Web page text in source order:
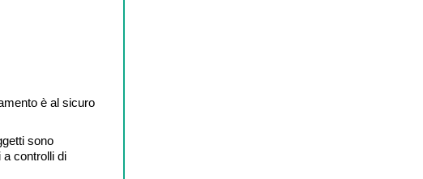
è al sicuro
sono
a controlli di